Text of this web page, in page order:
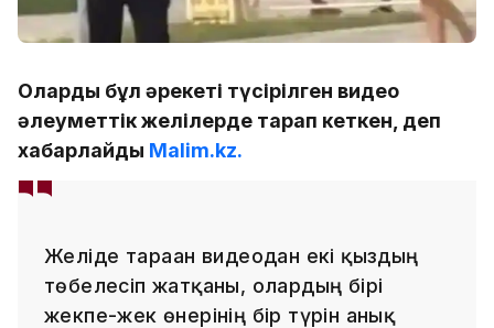
Олардың бұл әрекеті түсірілген видео
әлеуметтік желілерде тарап кеткен, деп
хабарлайды Malim.kz.
Желіде тараған видеодан екі қыздың
төбелесіп жатқаны, олардың бірі
жекпе-жек өнерінің бір түрін анық